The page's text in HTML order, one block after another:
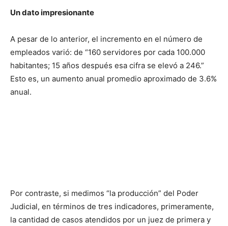
Un dato impresionante
A pesar de lo anterior, el incremento en el número de
empleados varió: de “160 servidores por cada 100.000
habitantes; 15 años después esa cifra se elevó a 246.”
Esto es, un aumento anual promedio aproximado de 3.6%
anual.
Por contraste, si medimos “la producción” del Poder
Judicial, en términos de tres indicadores, primeramente,
la cantidad de casos atendidos por un juez de primera y